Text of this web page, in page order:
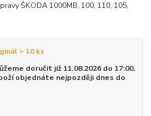
ŠKODA 1000MB, 100, 110, 105,
> 10 ks
doručit již 11.08.2026 do 17:00.
objednáte nejpozději dnes do